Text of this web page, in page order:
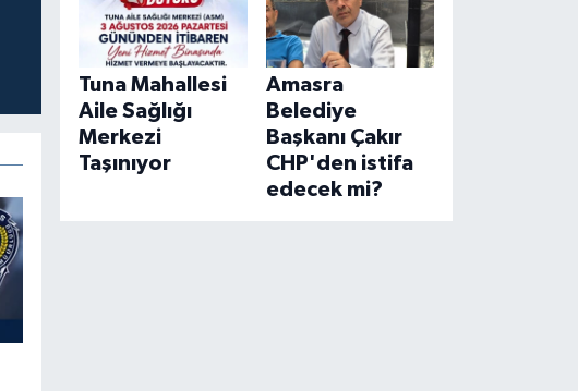
Tuna Mahallesi
Aile Sağlığı
Merkezi
Taşınıyor
Amasra
Belediye
Başkanı Çakır
CHP'den istifa
edecek mi?